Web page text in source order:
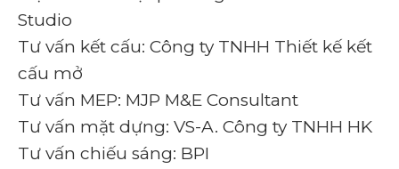
Studio
Tư vấn kết cấu: Công ty TNHH Thiết kế kết
cấu mở
Tư vấn MEP: MJP M&E Consultant
Tư vấn mặt dựng: VS-A. Công ty TNHH HK
Tư vấn chiếu sáng: BPI